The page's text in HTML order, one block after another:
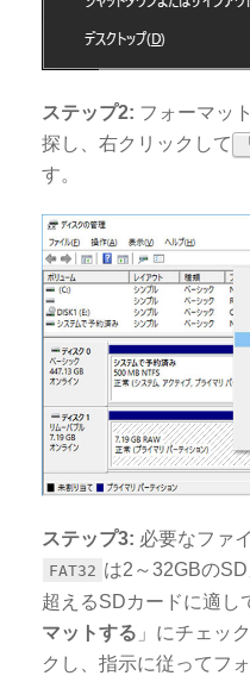
ステップ2: フォーマッ
探し、右クリックして
す。
ステップ3: 必要なファ
FAT32 は2～32GBのSD
超えるSDカードに適し
マットする 」にチェッ
クし、指示に従ってフ